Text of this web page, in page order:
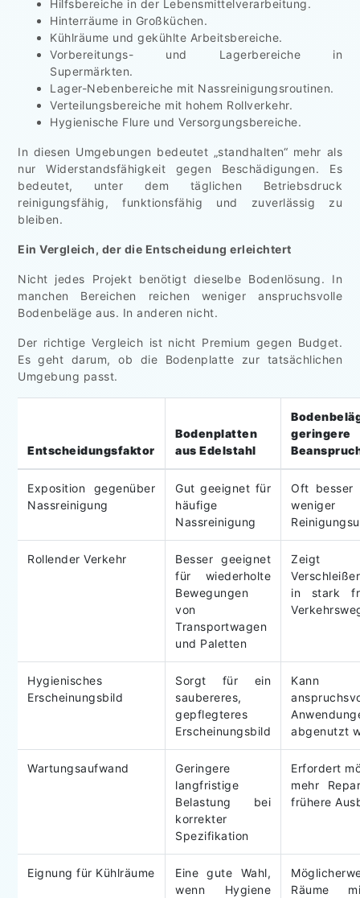
Hilfsbereiche in der Lebensmittelverarbeitung.
Hinterräume in Großküchen.
Kühlräume und gekühlte Arbeitsbereiche.
Vorbereitungs- und Lagerbereiche in
Supermärkten.
Lager-Nebenbereiche mit Nassreinigungsroutinen.
Verteilungsbereiche mit hohem Rollverkehr.
Hygienische Flure und Versorgungsbereiche.
In diesen Umgebungen bedeutet „standhalten“ mehr als
nur Widerstandsfähigkeit gegen Beschädigungen. Es
bedeutet, unter dem täglichen Betriebsdruck
reinigungsfähig, funktionsfähig und zuverlässig zu
bleiben.
Ein Vergleich, der die Entscheidung erleichtert
Nicht jedes Projekt benötigt dieselbe Bodenlösung. In
manchen Bereichen reichen weniger anspruchsvolle
Bodenbeläge aus. In anderen nicht.
Der richtige Vergleich ist nicht Premium gegen Budget.
Es geht darum, ob die Bodenplatte zur tatsächlichen
Umgebung passt.
Entscheidungsfaktor
Bodenplatten
aus Edelstahl
geringere
Exposition gegenüber
Nassreinigung
Gut geeignet für
häufige
Nassreinigung
Oft besser
weniger
Rollender Verkehr
Besser geeignet
für wiederholte
Bewegungen
von
Transportwagen
und Paletten
in stark
Hygienisches
Erscheinungsbild
Sorgt für ein
saubereres,
gepflegteres
Erscheinungsbild
abgenutzt
Wartungsaufwand
Geringere
langfristige
Belastung bei
korrekter
Spezifikation
Erfordert
mehr
frühere
Eignung für Kühlräume
Eine gute Wahl,
wenn Hygiene
Räume